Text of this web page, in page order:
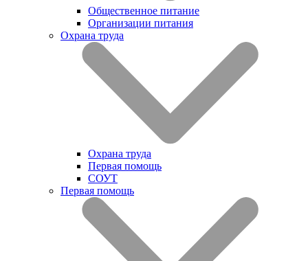
Общественное питание
Организации питания
Охрана труда
Охрана труда
Первая помощь
СОУТ
Первая помощь